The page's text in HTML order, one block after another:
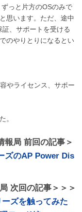
っと片方のOSのみで
思います。ただ、途中
、サポートを受ける
のやりとりになるとい
やライセンス、サポー
。
報局 前回の記事＞
ズのAP Power Dis
次回の記事＞＞＞
ーズを触ってみた